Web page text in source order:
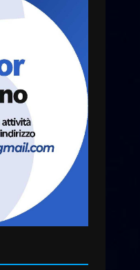
06:20
Minareto e la
de “L’Albergo
Musica di
nuovo
con “Fasano in
per
campionato di